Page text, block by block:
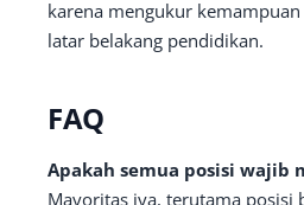
karena mengukur
latar belakang pendidikan.
FAQ
Apakah semua posisi wajib
Mayoritas iya, terutama posisi